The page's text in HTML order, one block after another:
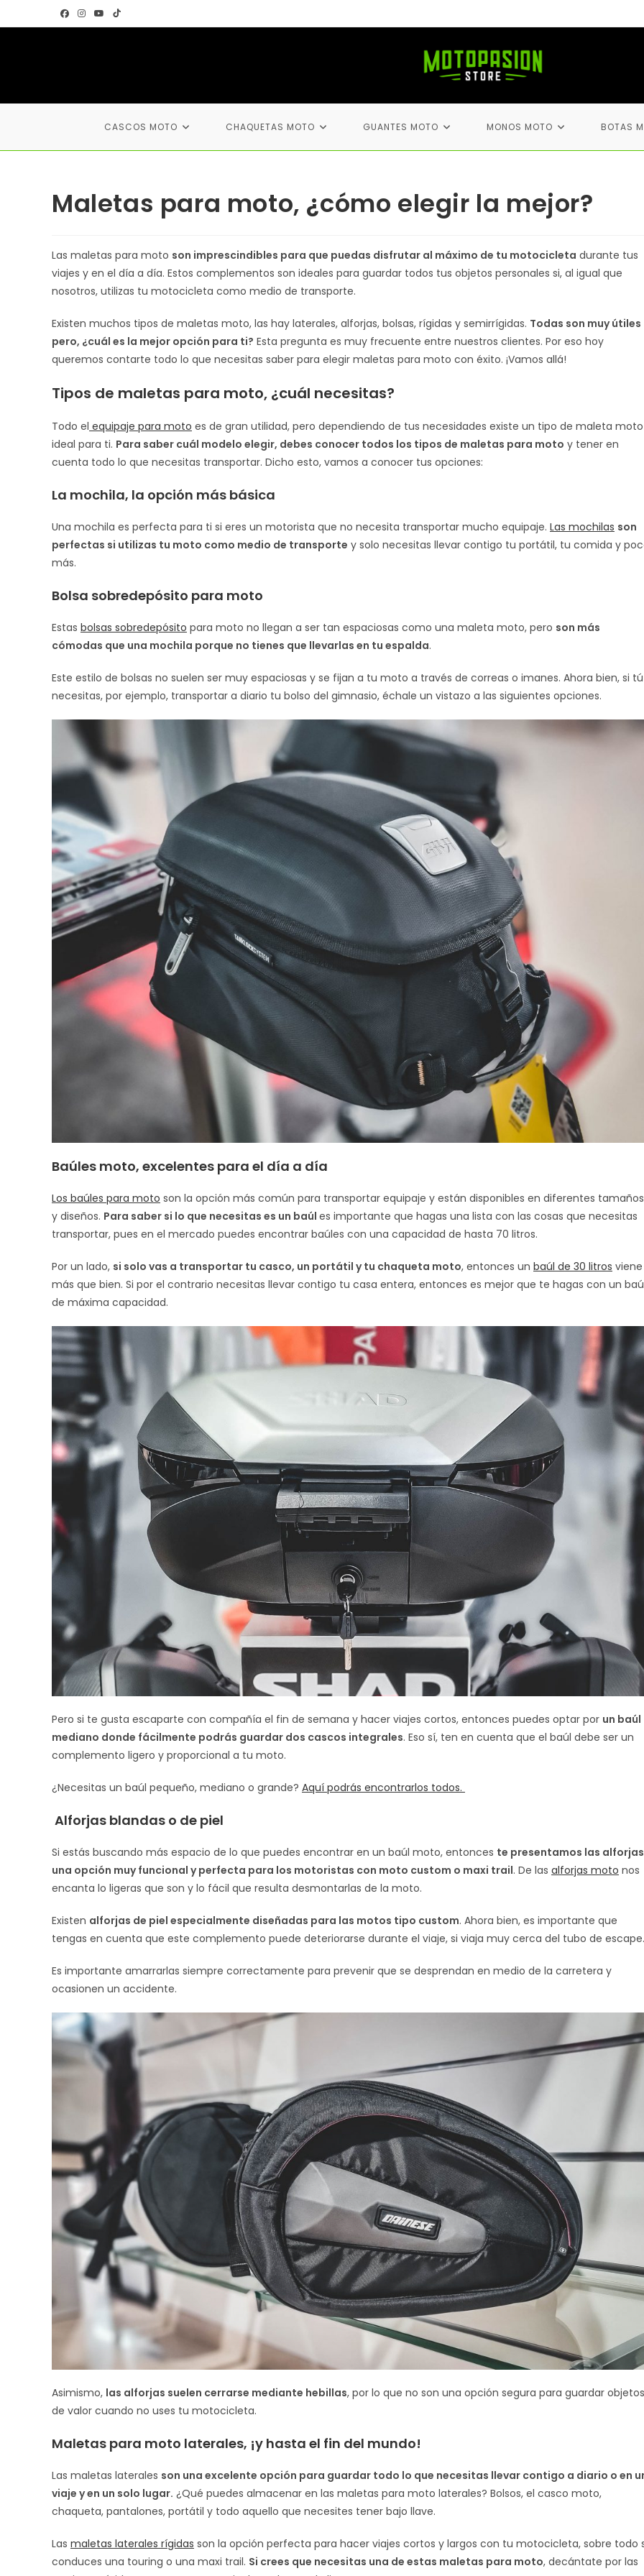
al
CASCOS MOTO CHAQUETAS MOTO GUANTES MOTO MONOS MOTO BOTAS
Maletas para moto, ¿cómo elegir la mejor?
Las maletas para moto son imprescindibles para que puedas disfrutar al máximo de tu motocicleta durante tus
viajes y en el día a día. Estos complementos son ideales para guardar todos tus objetos personales si, al igual que
nosotros, utilizas tu motocicleta como medio de transporte.
Existen muchos tipos de maletas moto, las hay laterales, alforjas, bolsas, rígidas y semirrígidas. Todas son muy útiles
pero, ¿cuál es la mejor opción para ti? Esta pregunta es muy frecuente entre nuestros clientes. Por eso hoy
queremos contarte todo lo que necesitas saber para elegir maletas para moto con éxito. ¡Vamos allá!
Tipos de maletas para moto, ¿cuál necesitas?
Todo el equipaje para moto es de gran utilidad, pero dependiendo de tus necesidades existe un tipo de maleta moto
ideal para ti. Para saber cuál modelo elegir, debes conocer todos los tipos de maletas para moto y tener en
cuenta todo lo que necesitas transportar. Dicho esto, vamos a conocer tus opciones:
La mochila, la opción más básica
Una mochila es perfecta para ti si eres un motorista que no necesita transportar mucho equipaje. Las mochilas son
perfectas si utilizas tu moto como medio de transporte y solo necesitas llevar contigo tu portátil, tu comida y
más.
Bolsa sobredepósito para moto
Estas bolsas sobredepósito para moto no llegan a ser tan espaciosas como una maleta moto, pero son más
cómodas que una mochila porque no tienes que llevarlas en tu espalda.
Este estilo de bolsas no suelen ser muy espaciosas y se fijan a tu moto a través de correas o imanes. Ahora bien, si tú
necesitas, por ejemplo, transportar a diario tu bolso del gimnasio, échale un vistazo a las siguientes opciones.
Baúles moto, excelentes para el día a día
Los baúles para moto son la opción más común para transportar equipaje y están disponibles en diferentes tamaños
y diseños. Para saber si lo que necesitas es un baúl es importante que hagas una lista con las cosas que necesitas
transportar, pues en el mercado puedes encontrar baúles con una capacidad de hasta 70 litros.
Por un lado, si solo vas a transportar tu casco, un portátil y tu chaqueta moto, entonces un baúl de 30 litros viene
más que bien. Si por el contrario necesitas llevar contigo tu casa entera, entonces es mejor que te hagas con un
de máxima capacidad.
Pero si te gusta escaparte con compañía el fin de semana y hacer viajes cortos, entonces puedes optar por un baúl
mediano donde fácilmente podrás guardar dos cascos integrales. Eso sí, ten en cuenta que el baúl debe ser un
complemento ligero y proporcional a tu moto.
¿Necesitas un baúl pequeño, mediano o grande? Aquí podrás encontrarlos todos.
Alforjas blandas o de piel
Si estás buscando más espacio de lo que puedes encontrar en un baúl moto, entonces te presentamos las
una opción muy funcional y perfecta para los motoristas con moto custom o maxi trail. De las alforjas moto nos
encanta lo ligeras que son y lo fácil que resulta desmontarlas de la moto.
Existen alforjas de piel especialmente diseñadas para las motos tipo custom. Ahora bien, es importante que
tengas en cuenta que este complemento puede deteriorarse durante el viaje, si viaja muy cerca del tubo de
Es importante amarrarlas siempre correctamente para prevenir que se desprendan en medio de la carretera y
ocasionen un accidente.
Asimismo, las alforjas suelen cerrarse mediante hebillas, por lo que no son una opción segura para guardar objetos
de valor cuando no uses tu motocicleta.
Maletas para moto laterales, ¡y hasta el fin del mundo!
Las maletas laterales son una excelente opción para guardar todo lo que necesitas llevar contigo a diario o en
viaje y en un solo lugar. ¿Qué puedes almacenar en las maletas para moto laterales? Bolsos, el casco moto,
chaqueta, pantalones, portátil y todo aquello que necesites tener bajo llave.
Las maletas laterales rígidas son la opción perfecta para hacer viajes cortos y largos con tu motocicleta, sobre todo
conduces una touring o una maxi trail. Si crees que necesitas una de estas maletas para moto, decántate por las